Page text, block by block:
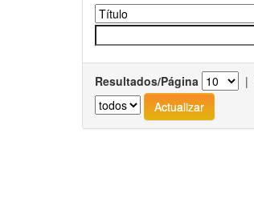
Resultados/Página |